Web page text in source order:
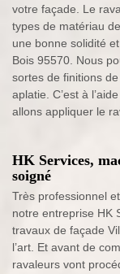
votre façade. Le
types de matériau
une bonne solidité
Bois 95570. Nous
sortes de finitions
aplatie. C’est à
allons appliquer le
HK Services,
soigné
Très professionnel
notre entreprise HK
travaux de façade
l’art. Et avant de
ravaleurs vont